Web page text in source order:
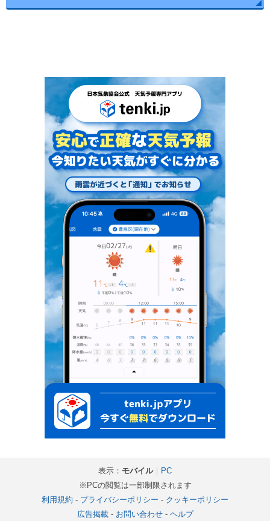
表示： モバイル｜ PC
※PCの閲覧は一部制限されます
利用規約 - プライバシーポリシー - クッキーポリシー
広告掲載- お問い合わせ- ヘルプ